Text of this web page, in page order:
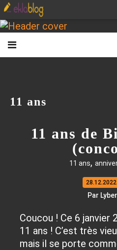
11 ans
11 ans de
11 ans,
28.12.2022
Par
Coucou ! Ce 6 janvier
11 ans ! C’est très
mais il se porte